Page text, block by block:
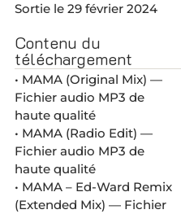
Sortie le 29 février 2024
Contenu du
téléchargement
• MAMA (Original Mix) —
Fichier audio MP3 de
haute qualité
• MAMA (Radio Edit) —
Fichier audio MP3 de
haute qualité
• MAMA – Ed-Ward Remix
(Extended Mix) — Fichier